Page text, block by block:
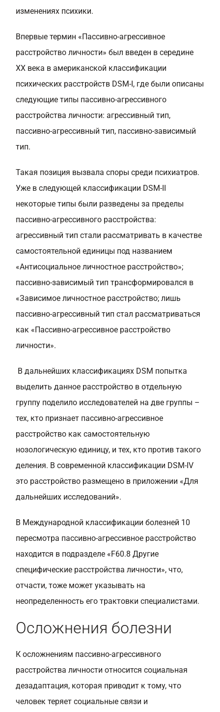
изменениях психики.
Впервые термин «Пассивно-агрессивное
расстройство личности» был введен в середине
XX века в американской классификации
психических расстройств DSM-I, где были описаны
следующие типы пассивно-агрессивного
расстройства личности: агрессивный тип,
пассивно-агрессивный тип, пассивно-зависимый
тип.
Такая позиция вызвала споры среди психиатров.
Уже в следующей классификации DSM-II
некоторые типы были разведены за пределы
пассивно-агрессивного расстройства:
агрессивный тип стали рассматривать в качестве
самостоятельной единицы под названием
«Антисоциальное личностное расстройство»;
пассивно-зависимый тип трансформировался в
«Зависимое личностное расстройство; лишь
пассивно-агрессивный тип стал рассматриваться
как «Пассивно-агрессивное расстройство
личности».
В дальнейших классификациях DSM попытка
выделить данное расстройство в отдельную
группу поделило исследователей на две группы –
тех, кто признает пассивно-агрессивное
расстройство как самостоятельную
нозологическую единицу, и тех, кто против такого
деления. В современной классификации DSM-IV
это расстройство размещено в приложении «Для
дальнейших исследований».
В Международной классификации болезней 10
пересмотра пассивно-агрессивное расстройство
находится в подразделе «F60.8 Другие
специфические расстройства личности», что,
отчасти, тоже может указывать на
неопределенность его трактовки специалистами.
Осложнения болезни
К осложнениям пассивно-агрессивного
расстройства личности относится социальная
дезадаптация, которая приводит к тому, что
человек теряет социальные связи и